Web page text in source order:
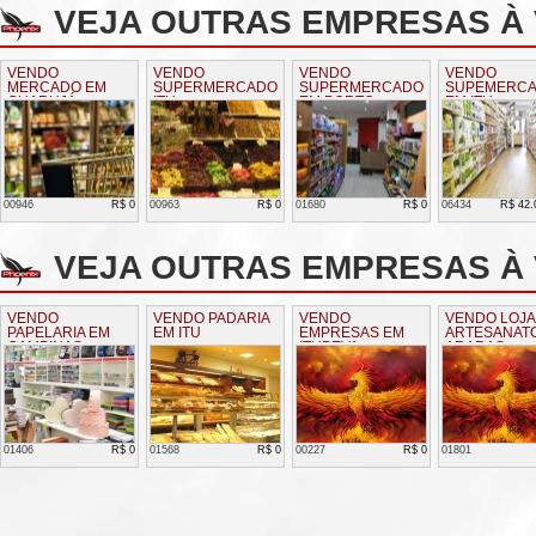
VEJA OUTRAS EMPRESAS
VENDO
MERCADO EM
GUARUJÁ
00946 R$ 0
VENDO
SUPERMERCADO
ITU
00963 R$ 0
VENDO
SUPERMERCADO
EM PORTO
FERREIRA
01680 R$ 0
VENDO
EM ITU
06434 R$
VEJA OUTRAS EMPRESAS
VENDO
PAPELARIA EM
CAMPINAS
01406 R$ 0
VENDO PADARIA
EM ITU
01568 R$ 0
VENDO
EMPRESAS EM
ITUPEVA
00227 R$ 0
VENDO
ARARAS
01801